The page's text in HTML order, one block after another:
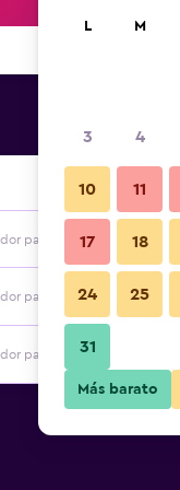
para Peer Guest House Tel
para Peer Guest House Tel
para Peer Guest House Tel
L M
3 4
10 11
17 18
24 25
31
Más barato